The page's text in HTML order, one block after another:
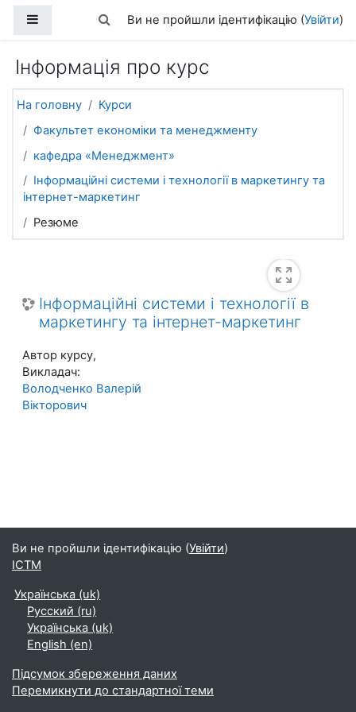
Бокова панельПереключити введення пошуку
Ви не пройшли ідентифікацію (Увійти)
Інформація про курс
На головну
Курси
Факультет економіки та менеджменту
кафедра «Менеджмент»
Інформаційні системи і технології в маркетингу та
інтернет-маркетинг
Резюме
Інформаційні системи і технології в
маркетингу та інтернет-маркетинг
Автор курсу,
Викладач:
Володченко Валерій
Вікторович
Ви не пройшли ідентифікацію (Увійти)
ІСТМ
Українська ‎(uk)‎
Русский ‎(ru)‎
Українська ‎(uk)‎
English ‎(en)‎
Підсумок збереження даних
Перемикнути до стандартної теми